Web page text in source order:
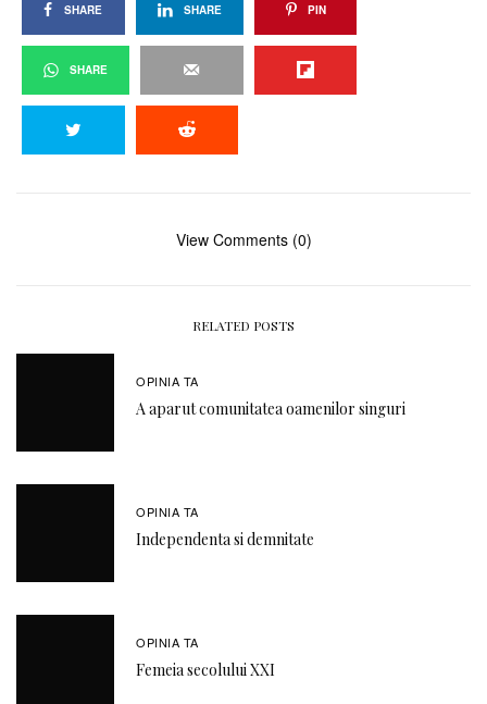
SHARE SHARE PIN
SHARE
View Comments (0)
RELATED POSTS
OPINIA TA
A aparut comunitatea oamenilor singuri
OPINIA TA
Independenta si demnitate
OPINIA TA
Femeia secolului XXI